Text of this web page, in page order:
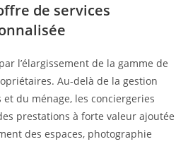
de services
l’élargissement de la gamme de
Au-delà de la gestion
du ménage, les conciergeries
prestations à forte valeur ajoutée
des espaces, photographie